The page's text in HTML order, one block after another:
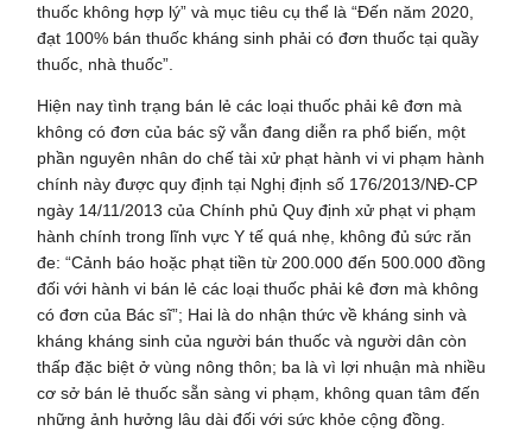
thuốc không hợp lý” và mục tiêu cụ thể là “Đến năm 2020,
đạt 100% bán thuốc kháng sinh phải có đơn thuốc tại quầy
thuốc, nhà thuốc”.
Hiện nay tình trạng bán lẻ các loại thuốc phải kê đơn mà
không có đơn của bác sỹ vẫn đang diễn ra phổ biến, một
phần nguyên nhân do chế tài xử phạt hành vi vi phạm hành
chính này được quy định tại Nghị định số 176/2013/NĐ-CP
ngày 14/11/2013 của Chính phủ Quy định xử phạt vi phạm
hành chính trong lĩnh vực Y tế quá nhẹ, không đủ sức răn
đe: “Cảnh báo hoặc phạt tiền từ 200.000 đến 500.000 đồng
đối với hành vi bán lẻ các loại thuốc phải kê đơn mà không
có đơn của Bác sĩ”; Hai là do nhận thức về kháng sinh và
kháng kháng sinh của người bán thuốc và người dân còn
thấp đặc biệt ở vùng nông thôn; ba là vì lợi nhuận mà nhiều
cơ sở bán lẻ thuốc sẵn sàng vi phạm, không quan tâm đến
những ảnh hưởng lâu dài đối với sức khỏe cộng đồng.